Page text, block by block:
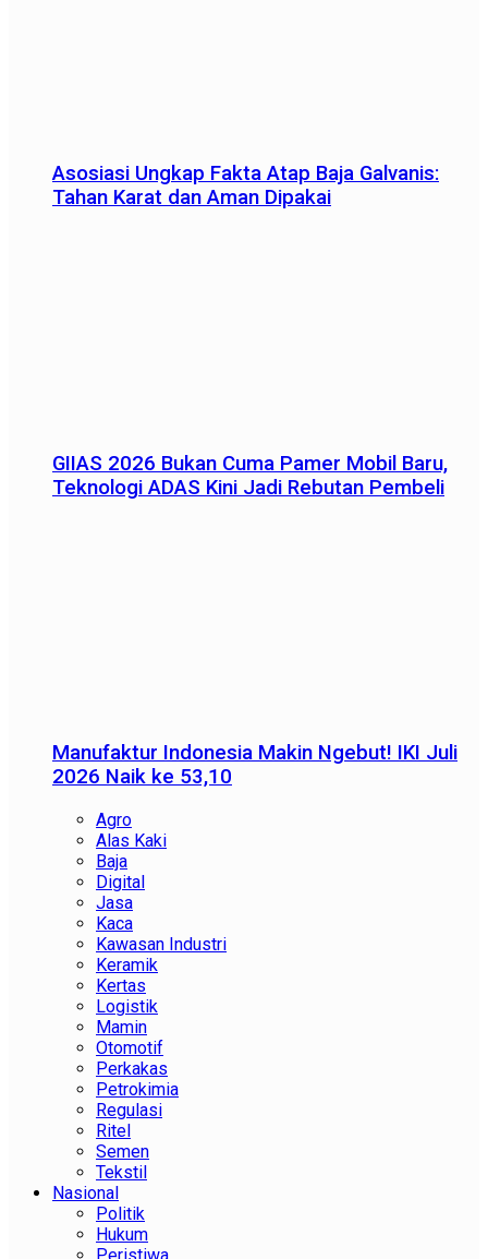
Asosiasi Ungkap Fakta Atap Baja Galvanis:
Tahan Karat dan Aman Dipakai
GIIAS 2026 Bukan Cuma Pamer Mobil Baru,
Teknologi ADAS Kini Jadi Rebutan Pembeli
Manufaktur Indonesia Makin Ngebut! IKI Juli
2026 Naik ke 53,10
Agro
Alas Kaki
Baja
Digital
Jasa
Kaca
Kawasan Industri
Keramik
Kertas
Logistik
Mamin
Otomotif
Perkakas
Petrokimia
Regulasi
Ritel
Semen
Tekstil
Nasional
Politik
Hukum